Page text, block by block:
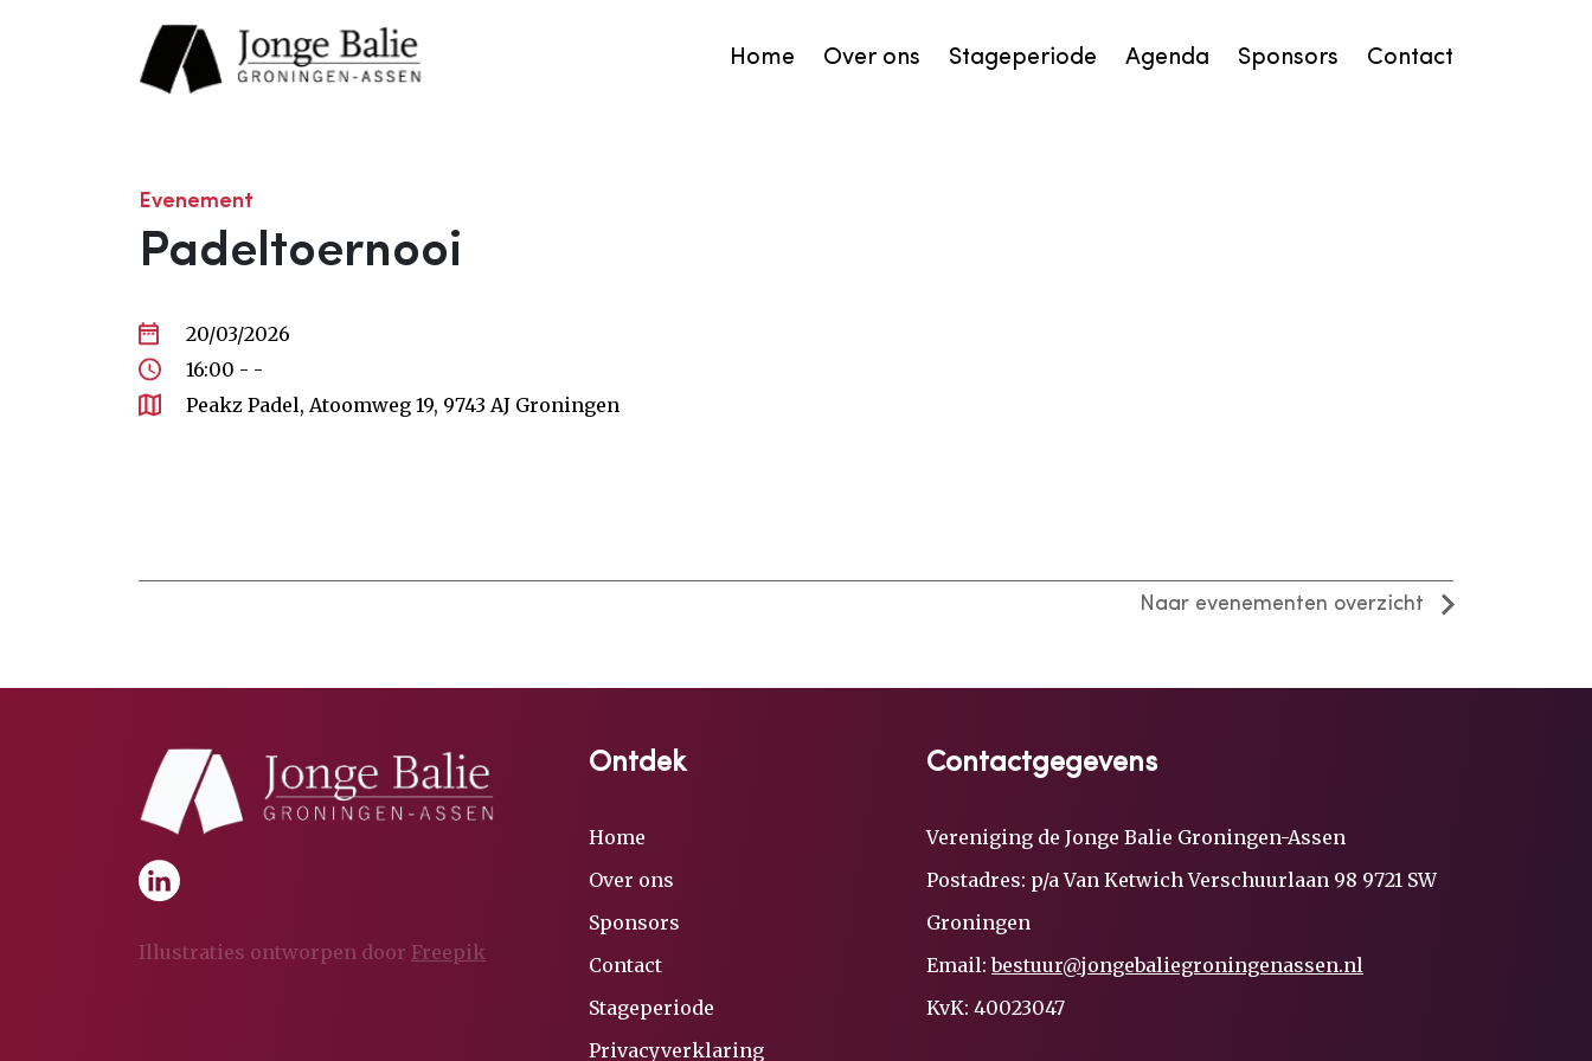
Home Over ons Stageperiode Agenda Sponsors Contact
Evenement
Padeltoernooi
20/03/2026
16:00 - -
Peakz Padel, Atoomweg 19, 9743 AJ Groningen
Naar evenementen overzicht
Illustraties ontworpen door Freepik
Ontdek
Home
Over ons
Sponsors
Contact
Stageperiode
Privacyverklaring
Contactgegevens
Vereniging de Jonge Balie Groningen-Assen
Postadres: p/a Van Ketwich Verschuurlaan 98 9721 SW
Groningen
Email:bestuur@jongebaliegroningenassen.nl
KvK: 40023047